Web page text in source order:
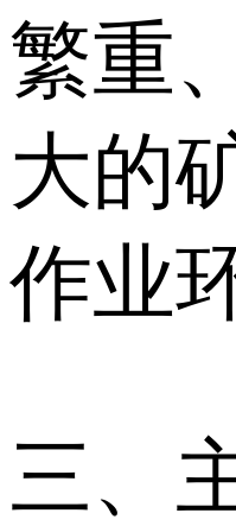
繁重
大的
作业
三、